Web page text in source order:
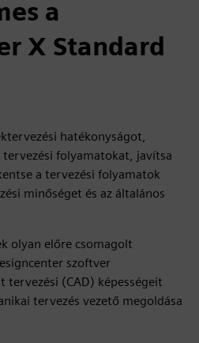
a
X Standard
hatékonyságot,
folyamatokat, javítsa
a tervezési folyamatok
minőséget és az általános
olyan előre csomagolt
szoftver
(CAD) képességeit
tervezés vezető megoldása